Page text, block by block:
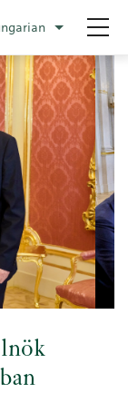
További